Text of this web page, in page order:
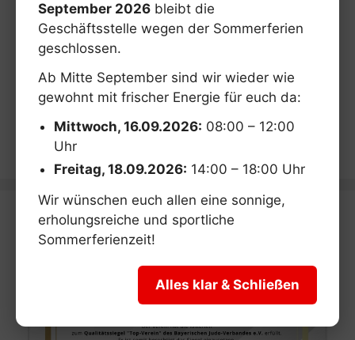
September 2026 bleibt die
Geschäftsstelle wegen der Sommerferien
geschlossen.
Ab Mitte September sind wir wieder wie
gewohnt mit frischer Energie für euch da:
Mittwoch, 16.09.2026: 08:00 – 12:00
Uhr
Freitag, 18.09.2026: 14:00 – 18:00 Uhr
Wir wünschen euch allen eine sonnige,
erholungsreiche und sportliche
Sommerferienzeit!
Alles klar & Schließen